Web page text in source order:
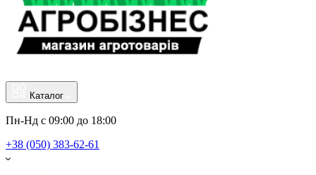
Каталог
Пн-Нд с 09:00 до 18:00
+38 (050) 383-62-61